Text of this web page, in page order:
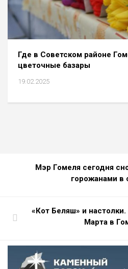
Где в Советском районе
цветочные базары
19.02.2025
Мэр Гомеля сегодня
горожанами в
«Кот Беляш» и
Марта в